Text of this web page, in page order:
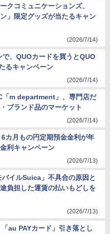
クコミュニケーションズ、
ン」限定グッズが当たるキャン
(2026/7/14)
、QUOカードを買うとQUO
るキャンペーン
(2026/7/14)
「m department」、専門店だ
ブランド品のマーケット
(2026/7/14)
カ月もの円定期預金金利が年
利キャンペーン
(2026/7/13)
イルSuica」不具合の原因と
負担した運賃の払いもどしを
(2026/7/13)
au PAYカード」引き落とし